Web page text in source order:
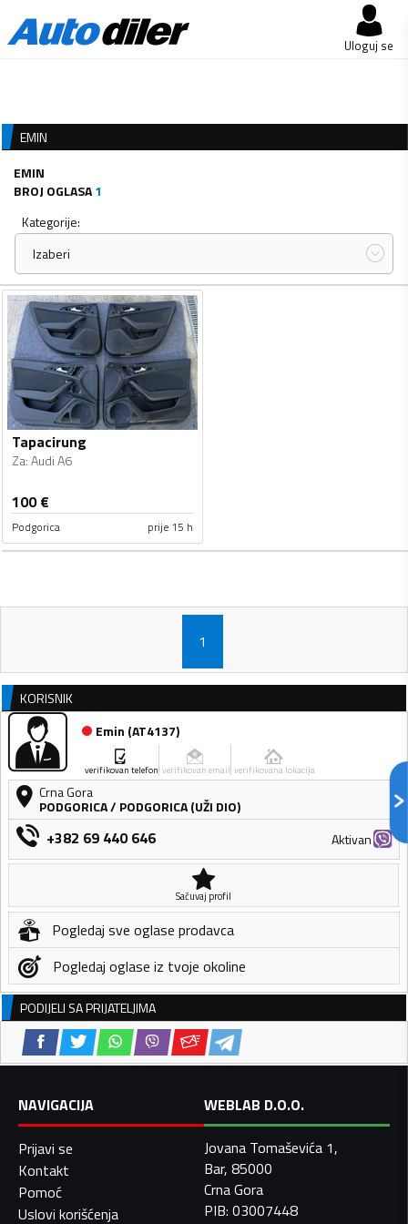
Uloguj se
EMIN
EMIN
BROJ OGLASA1
Kategorije:
Izaberi
Tapacirung
Za:Audi A6
100€
Podgorica prije 15 h
1
KORISNIK
Emin (AT4137)
verifikovan telefon verifikovan email verifikovana lokacija
Crna Gora
PODGORICA/ PODGORICA (UŽI DIO)
+382 69 440 646 Aktivan
Sačuvaj profil
Pogledaj sve oglase prodavca
Pogledaj oglase iz tvoje okoline
PODIJELI SA PRIJATELJIMA
NAVIGACIJA
Prijavi se
Kontakt
Pomoć
Uslovi korišćenja
WEBLAB D.O.O.
Jovana Tomaševića 1,
Bar, 85000
Crna Gora
PIB: 03007448